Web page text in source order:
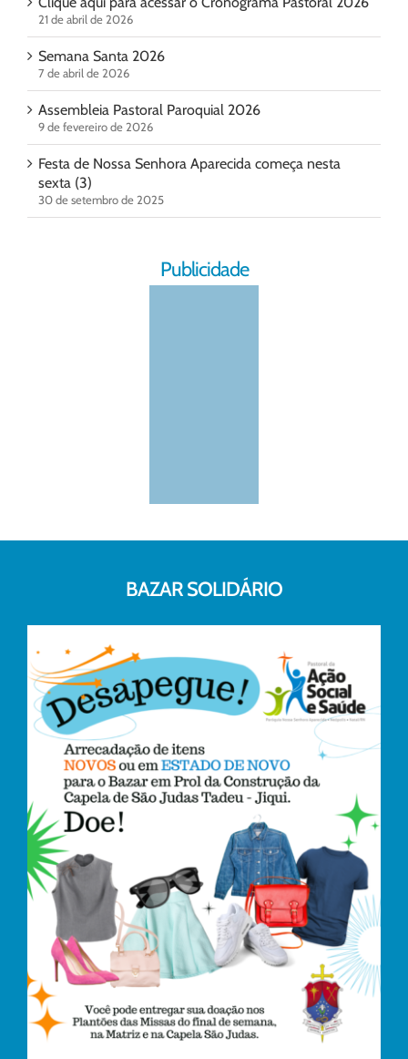
21 de abril de 2026
Semana Santa 2026
7 de abril de 2026
Assembleia Pastoral Paroquial 2026
9 de fevereiro de 2026
Festa de Nossa Senhora Aparecida começa nesta
sexta (3)
30 de setembro de 2025
Publicidade
BAZAR SOLIDÁRIO